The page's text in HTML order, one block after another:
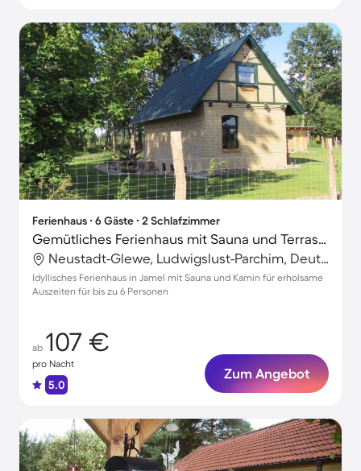
Ferienhaus ∙ 6 Gäste ∙ 2 Schlafzimmer
Gemütliches Ferienhaus mit Sauna und Terrasse
Neustadt-Glewe, Ludwigslust-Parchim, Deutschland
Idyllisches Ferienhaus in Jamel mit Sauna und Kamin für erholsame
Auszeiten für bis zu 6 Personen
ab 107 €
pro Nacht
5.0
Zum Angebot